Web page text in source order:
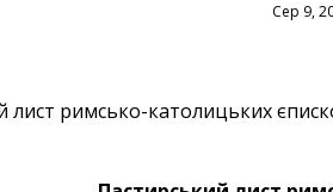
Сер 9,